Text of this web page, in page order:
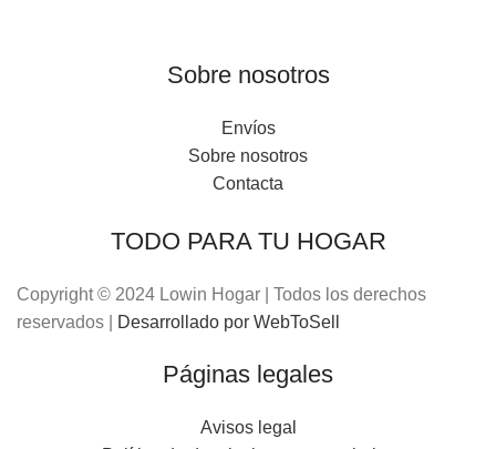
Sobre nosotros
Envíos
Sobre nosotros
Contacta
TODO PARA TU HOGAR
Copyright © 2024 Lowin Hogar | Todos los derechos
reservados |
Desarrollado por WebToSell
Páginas legales
Avisos legal